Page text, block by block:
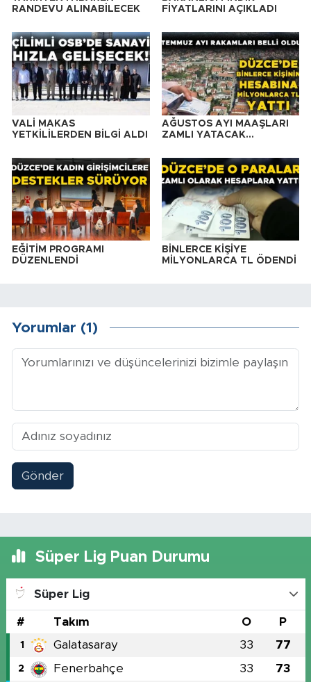
RANDEVU ALINABİLECEK
FİYATLARINI AÇIKLADI
VALİ MAKAS
YETKİLİLERDEN BİLGİ ALDI
AĞUSTOS AYI MAAŞLARI
ZAMLI YATACAK…
EĞİTİM PROGRAMI
DÜZENLENDİ
BİNLERCE KİŞİYE
MİLYONLARCA TL ÖDENDİ
Yorumlar (1)
Gönder
Süper Lig Puan Durumu
Süper Lig
# Takım O P
1 Galatasaray 33 77
2 Fenerbahçe 33 73